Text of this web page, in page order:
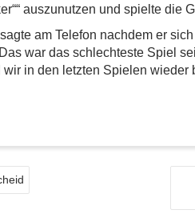
auszunutzen und spielte die
am Telefon nachdem er
war das schlechteste Spiel
in den letzten Spielen wieder